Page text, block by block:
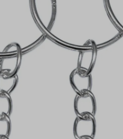
passamanaria